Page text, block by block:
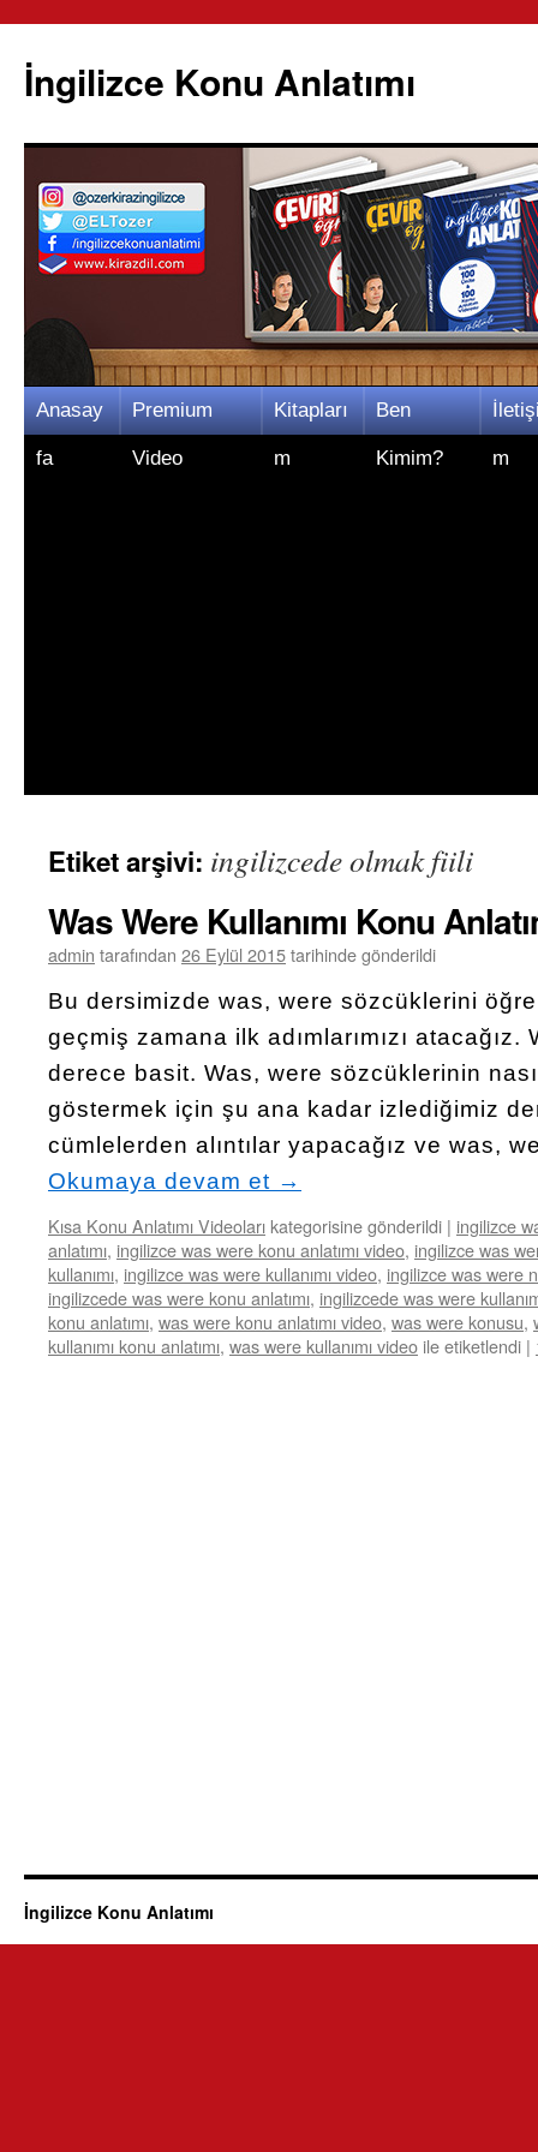
İngilizce Konu Anlatımı
İçeriğe
atla
Anasay
fa
Premium
Video
Kitapları
m
Ben
Kimim? m
Etiket arşivi: ingilizcede olmak fiili
Was Were Kullanımı Konu
admin tarafından 26 Eylül 2015tarihinde gönderildi
Bu dersimizde was, were sözcüklerini
geçmiş zamana ilk adımlarımızı atacağız.
derece basit. Was, were sözcüklerinin nasıl
göstermek için şu ana kadar izlediğimiz
cümlelerden alıntılar yapacağız ve was,
Okumaya devam et →
Kısa Konu Anlatımı Videoları kategorisine gönderildi | ingilizce
anlatımı, ingilizce was were konu anlatımı video, ingilizce was
kullanımı, ingilizce was were kullanımı video, ingilizce was were
ingilizcede was were konu anlatımı, ingilizcede was were
konu anlatımı, was were konu anlatımı video, was were konusu,
kullanımı konu anlatımı, was were kullanımı video ile etiketlendi |
İngilizce Konu Anlatımı